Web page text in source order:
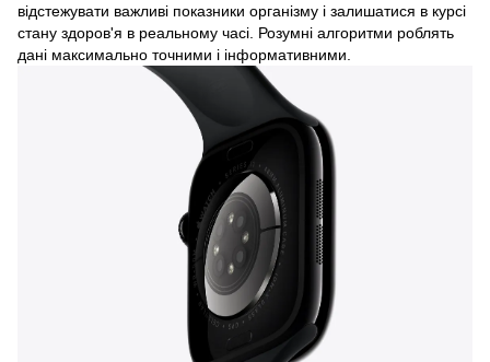
відстежувати важливі показники організму і залишатися в курсі
стану здоров'я в реальному часі. Розумні алгоритми роблять
дані максимально точними і інформативними.